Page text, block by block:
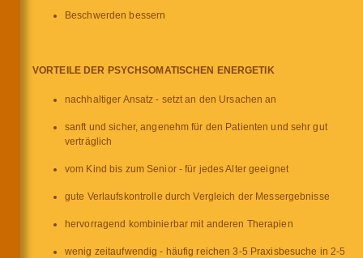
Beschwerden bessern
VORTEILE DER PSYCHSOMATISCHEN ENERGETIK
nachhaltiger Ansatz - setzt an den Ursachen an
sanft und sicher, angenehm für den Patienten und sehr gut
verträglich
vom Kind bis zum Senior - für jedes Alter geeignet
gute Verlaufskontrolle durch Vergleich der Messergebnisse
hervorragend kombinierbar mit anderen Therapien
wenig zeitaufwendig - häufig reichen 3-5 Praxisbesuche in 2-5